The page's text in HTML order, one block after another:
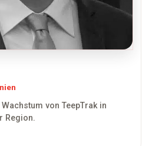
von TeepTrak in
Region.